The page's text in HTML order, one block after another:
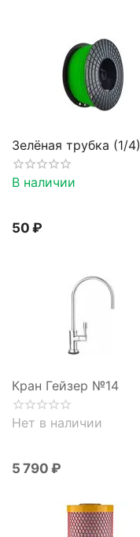
Зелёная трубка (1/4)
В наличии
‍50‍ ₽
Кран Гейзер №14
Нет в наличии
5 790 ₽